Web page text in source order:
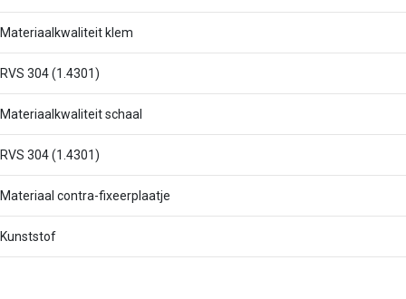
Materiaalkwaliteit klem
RVS 304 (1.4301)
Materiaalkwaliteit schaal
RVS 304 (1.4301)
Materiaal contra-fixeerplaatje
Kunststof